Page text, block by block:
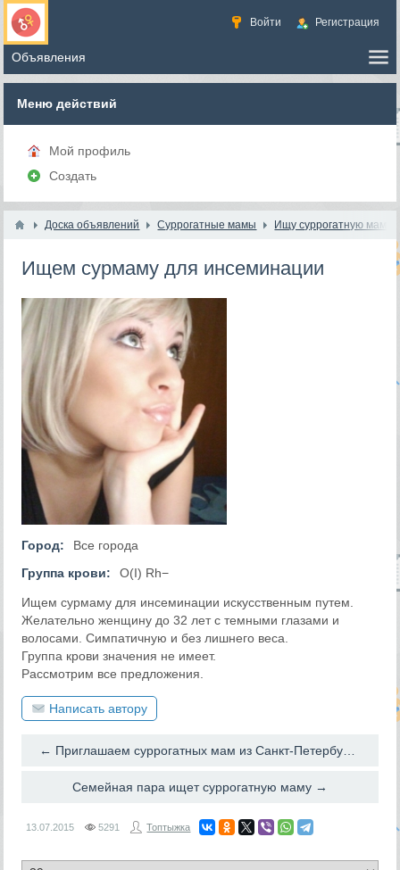
Войти Регистрация
Меню действий
Мой профиль
Создать
Доска объявлений Суррогатные мамы Ищу суррогатную маму
Ищем сурмаму для инсеминации
Город:
Все города
Группа крови:
O(I) Rh−
Ищем сурмаму для инсеминации искусственным путем.
Желательно женщину до 32 лет с темными глазами и
волосами. Симпатичную и без лишнего веса.
Группа крови значения не имеет.
Рассмотрим все предложения.
Написать автору
Семейная пара ищет суррогатную маму →
13.07.2015 5291 Топтыжка